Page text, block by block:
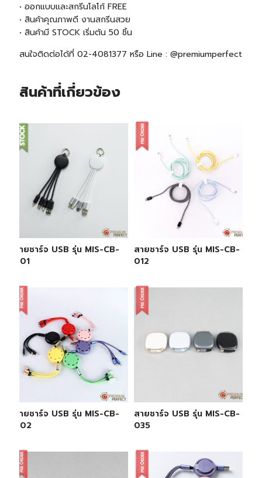
• ออกแบบและสกรีนโลโก้ FREE
• สินค้าคุณภาพดี งานสกรีนสวย
• สินค้ามี STOCK เริ่มต้น 50 ชิ้น
สนใจติดต่อได้ที่ 02-4081377 หรือ Line : @premiumperfect
สินค้าที่เกี่ยวข้อง
สายชาร์จ USB รุ่น MIS-CB-
001
สายชาร์จ USB รุ่น MIS-CB-
012
สายชาร์จ USB รุ่น MIS-CB-
002
สายชาร์จ USB รุ่น MIS-CB-
035